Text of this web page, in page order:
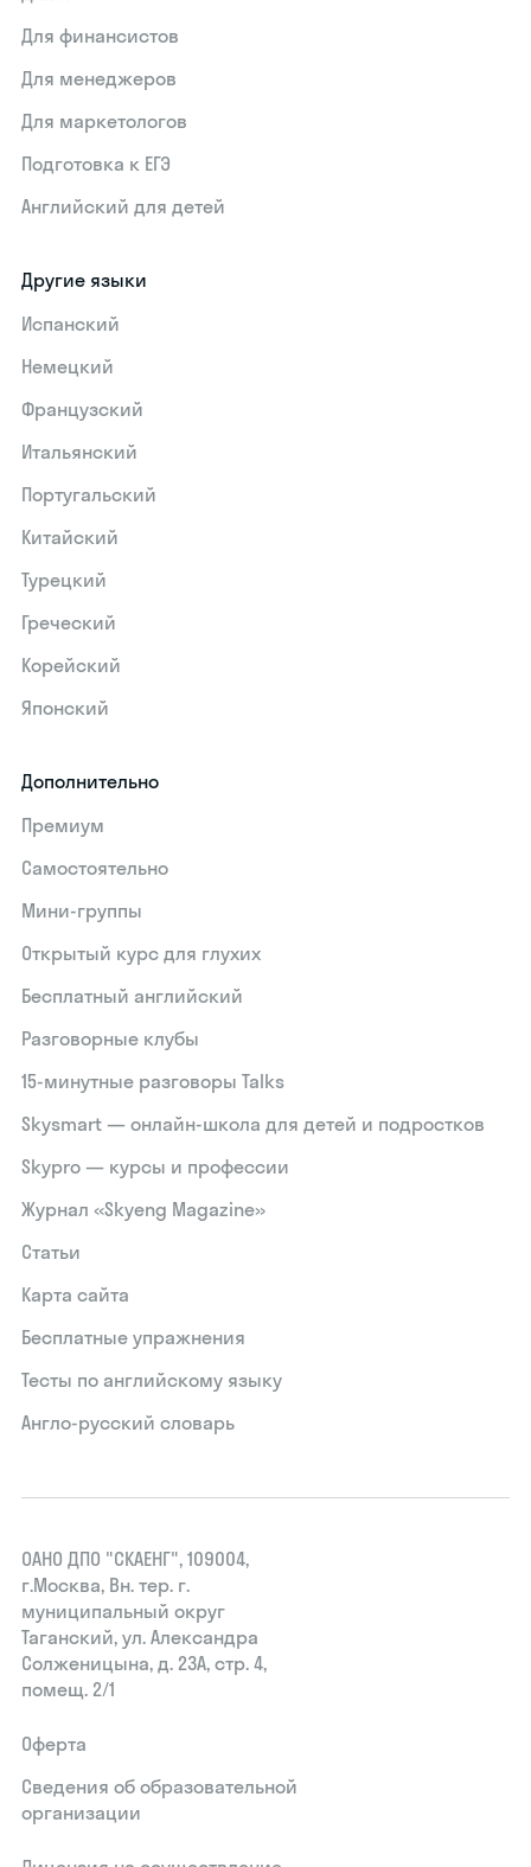
Для финансистов
Для менеджеров
Для маркетологов
Подготовка к ЕГЭ
Английский для детей
Другие языки
Испанский
Немецкий
Французский
Итальянский
Португальский
Китайский
Турецкий
Греческий
Корейский
Японский
Дополнительно
Премиум
Самостоятельно
Мини-группы
Открытый курс для глухих
Бесплатный английский
Разговорные клубы
15‑минутные разговоры Talks
Skysmart — онлайн-школа для детей и подростков
Skypro — курсы и профессии
Журнал «Skyeng Magazine»
Статьи
Карта сайта
Бесплатные упражнения
Тесты по английскому языку
Англо-русский словарь
ОАНО ДПО "СКАЕНГ", 109004,
г.Москва, Вн. тер. г.
муниципальный округ
Таганский, ул. Александра
Солженицына, д. 23А, стр. 4,
помещ. 2/1
Оферта
Сведения об образовательной
организации